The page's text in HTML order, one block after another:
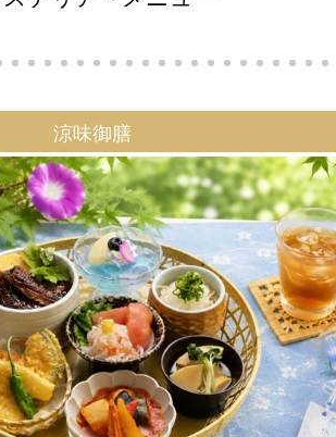
涼味御膳